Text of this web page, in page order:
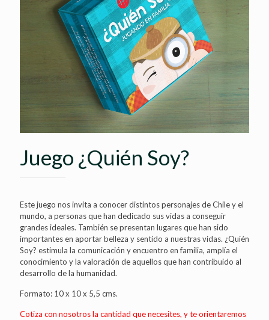
Juego ¿Quién Soy?
Este juego nos invita a conocer distintos personajes de Chile y el
mundo, a personas que han dedicado sus vidas a conseguir
grandes ideales. También se presentan lugares que han sido
importantes en aportar belleza y sentido a nuestras vidas. ¿Quién
Soy? estimula la comunicación y encuentro en familia, amplía el
conocimiento y la valoración de aquellos que han contribuido al
desarrollo de la humanidad.
Formato: 10 x 10 x 5,5 cms.
Cotiza con nosotros la cantidad que necesites, y te orientaremos